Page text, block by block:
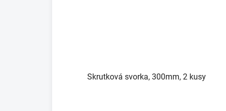
Skrutková svorka, 300mm, 2 kusy